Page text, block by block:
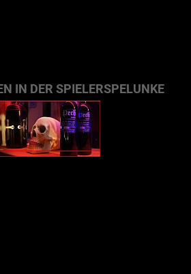
IN DER SPIELERSPELUNKE